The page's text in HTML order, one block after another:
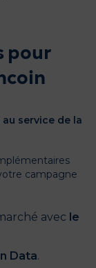
pour
service de la
campagne
avec le
Data.